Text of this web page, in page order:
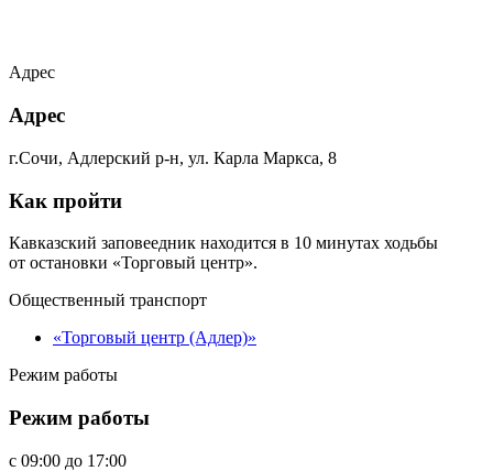
Адрес
Адрес
г.Сочи, Адлерский р-н, ул. Карла Маркса, 8
Как пройти
Кавказский заповеедник находится в 10 минутах ходьбы
от остановки «Торговый центр».
Общественный транспорт
«Торговый центр (Адлер)»
Режим работы
Режим работы
c 09:00 до 17:00